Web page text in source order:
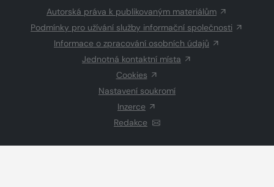
Autorská práva k publikovaným materiálům
Podmínky pro užívání služby informační společnosti
Informace o zpracování osobních údajů
Jednotná kontaktní místa
Cookies
Nastavení soukromí
Inzerce
Redakce